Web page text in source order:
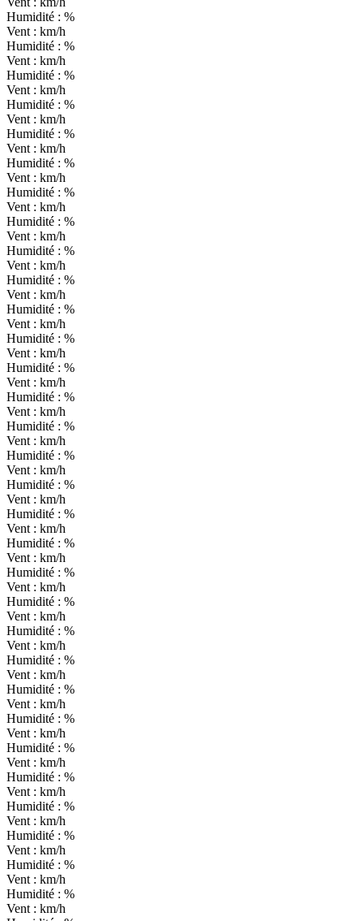
Humidité : %
Vent : km/h
Humidité : %
Vent : km/h
Humidité : %
Vent : km/h
Humidité : %
Vent : km/h
Humidité : %
Vent : km/h
Humidité : %
Vent : km/h
Humidité : %
Vent : km/h
Humidité : %
Vent : km/h
Humidité : %
Vent : km/h
Humidité : %
Vent : km/h
Humidité : %
Vent : km/h
Humidité : %
Vent : km/h
Humidité : %
Vent : km/h
Humidité : %
Vent : km/h
Humidité : %
Vent : km/h
Humidité : %
Vent : km/h
Humidité : %
Vent : km/h
Humidité : %
Vent : km/h
Humidité : %
Vent : km/h
Humidité : %
Vent : km/h
Humidité : %
Vent : km/h
Humidité : %
Vent : km/h
Humidité : %
Vent : km/h
Humidité : %
Vent : km/h
Humidité : %
Vent : km/h
Humidité : %
Vent : km/h
Humidité : %
Vent : km/h
Humidité : %
Vent : km/h
Humidité : %
Vent : km/h
Humidité : %
Vent : km/h
Humidité : %
Vent : km/h